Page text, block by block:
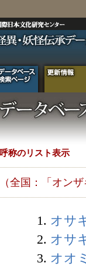
呼称のリスト表示
（全国：「オン
1. オサ
2. オサ
3. オオ